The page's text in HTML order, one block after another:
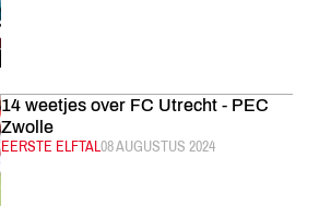
14 weetjes over FC Utrecht - PEC
Zwolle
CATEGORIE:
EERSTE ELFTALGEPUBLICEERD:
08 AUGUSTUS 2024